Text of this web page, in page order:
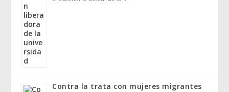
Contra la trata con mujeres migrantes